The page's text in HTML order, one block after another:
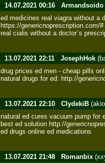
14.07.2021 00:16 Armandsoido
ed medicines real viagra without a
https://genericnoprescription.com/
real cialis without a doctor`s
13.07.2021 22:11 JosephHok
drug prices ed men - cheap pills
natural drugs for ed: http://
13.07.2021 22:10 ClydekiB
natural ed cures vacuum pump for
best ed solution http://
ed drugs online ed medications
13.07.2021 21:48 Romanbix